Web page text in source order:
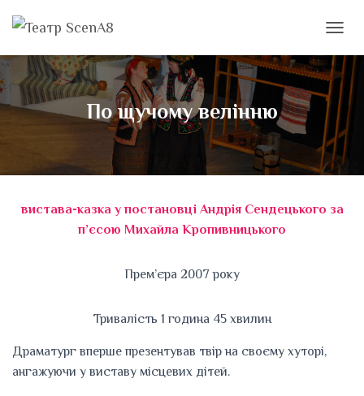
Е
Р
М
К
Н
У
Т
И
А
По щучому велінню
вистава-казка у постановці Андрія Сендецького за
п’єсою Михайла Кропивницького
Прем’єра 2007 року
Тривалість 1 година 45 хвилин
Драматург вперше презентував твір на своєму хуторі,
ангажуючи у виставу місцевих дітей.